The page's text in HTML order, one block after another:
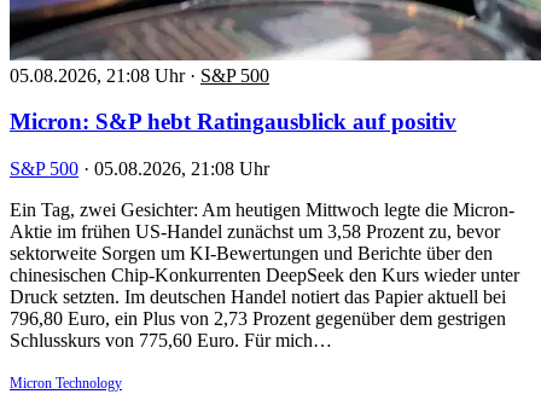
05.08.2026, 21:08 Uhr · S&P 500
Micron: S&P hebt Ratingausblick auf positiv
S&P 500 · 05.08.2026, 21:08 Uhr
Ein Tag, zwei Gesichter: Am heutigen Mittwoch legte die Micron-
Aktie im frühen US-Handel zunächst um 3,58 Prozent zu, bevor
sektorweite Sorgen um KI-Bewertungen und Berichte über den
chinesischen Chip-Konkurrenten DeepSeek den Kurs wieder unter
Druck setzten. Im deutschen Handel notiert das Papier aktuell bei
796,80 Euro, ein Plus von 2,73 Prozent gegenüber dem gestrigen
Schlusskurs von 775,60 Euro. Für mich…
Micron Technology